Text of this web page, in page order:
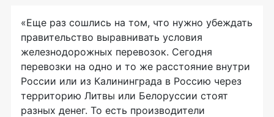
«Еще раз сошлись на том, что нужно убеждать
правительство выравнивать условия
железнодорожных перевозок. Сегодня
перевозки на одно и то же расстояние внутри
России или из Калининграда в Россию через
территорию Литвы или Белоруссии стоят
разных денег. То есть производители